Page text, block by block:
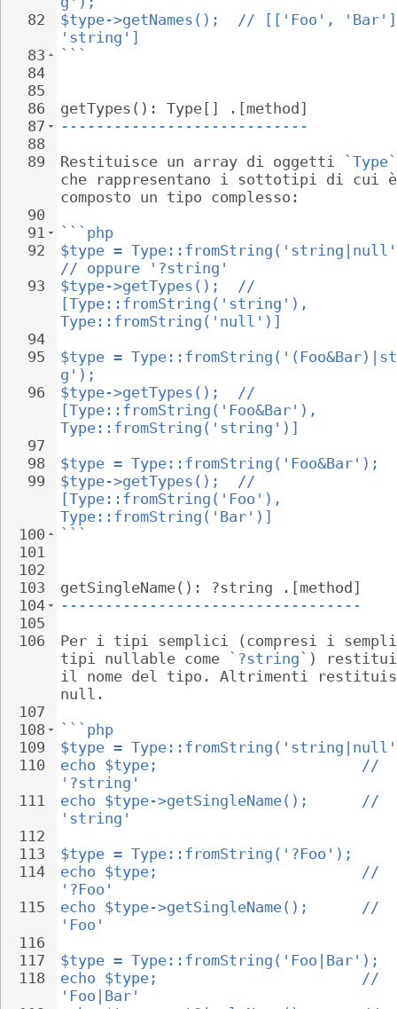
82
83
84
85
86
87
88
89
90
91
92
93
94
95
96
97
98
99
100
101
102
103
104
105
106
107
108
109
110
111
112
113
114
115
116
117
118
$type->getNames();  // [['Foo',
'string']
```
getTypes(): Type[] .[method]
----------------------------
Restituisce un array di oggetti
`Type`
che rappresentano i sottotipi di cui
composto un tipo complesso:
```php
$type =
// oppure '?string'
$type->getTypes();  //
[Type::fromString('string'),
Type::fromString('null')]
$type =
g');
$type->getTypes();  //
[Type::fromString('Foo&Bar'),
Type::fromString('string')]
$type = Type::fromString('Foo&Bar');
$type->getTypes();  //
[Type::fromString('Foo'),
Type::fromString('Bar')]
```
getSingleName(): ?string .[method]
----------------------------------
Per i tipi semplici (compresi i
tipi nullable come
`?string` )
il nome del tipo. Altrimenti
null.
```php
$type =
echo $type;                       //
'?string'
echo $type->getSingleName();      //
'string'
$type = Type::fromString('?Foo');
echo $type;                       //
'?Foo'
echo $type->getSingleName();      //
'Foo'
$type = Type::fromString('Foo|Bar');
echo $type;                       //
'Foo|Bar'